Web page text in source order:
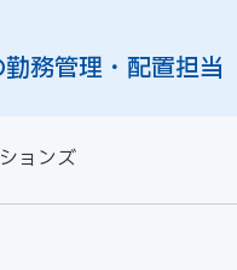
務管理・配置担当
ョンズ